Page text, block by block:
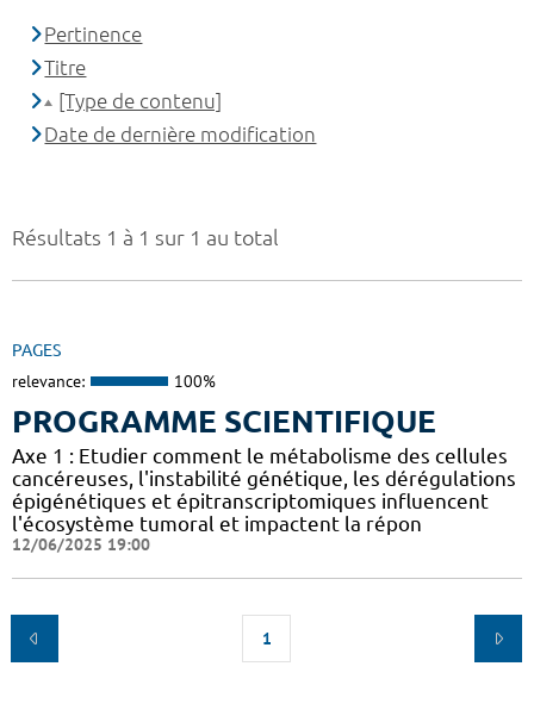
Résultats 1 à 1 sur 1 au total
PAGES
relevance: 100%
PROGRAMME SCIENTIFIQUE
Axe 1 : Etudier comment le métabolisme des cellules
cancéreuses, l'instabilité génétique, les dérégulations
épigénétiques et épitranscriptomiques influencent
l'écosystème tumoral et impactent la répon
12/06/2025 19:00
1
Pertinence
Titre
[Type de contenu]
Date de dernière modification